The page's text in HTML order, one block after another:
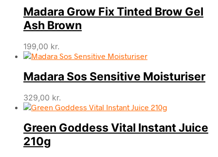
Madara Grow Fix Tinted Brow Gel
Ash Brown
199,00 kr.
Madara Sos Sensitive Moisturiser
329,00 kr.
Green Goddess Vital Instant Juice
210g